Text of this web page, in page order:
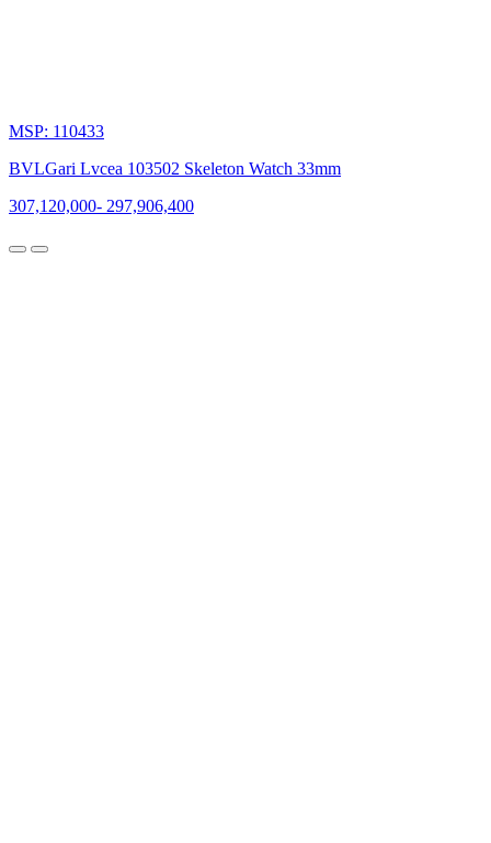
MSP: 110433
BVLGari Lvcea 103502 Skeleton Watch 33mm
307,120,000- 297,906,400